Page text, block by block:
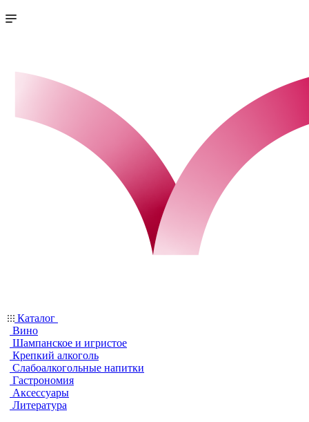
Каталог
Вино
Шампанское и игристое
Крепкий алкоголь
Слабоалкогольные напитки
Гастрономия
Аксессуары
Литература